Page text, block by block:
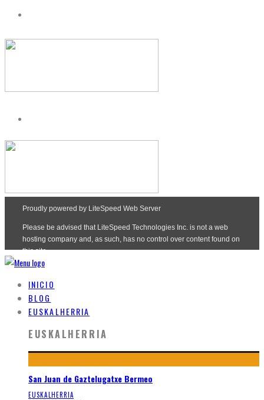
INICIO
BLOG
EUSKALHERRIA
EUSKALHERRIA
San Juan de Gaztelugatxe Bermeo
EUSKALHERRIA